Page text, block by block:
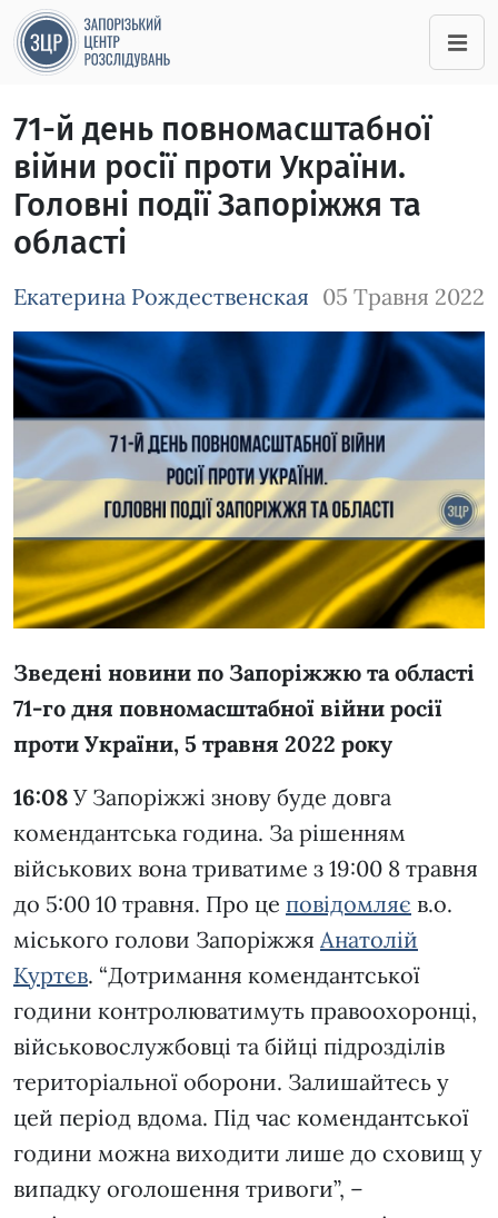
71-й день повномасштабної
війни росії проти України.
Головні події Запоріжжя та
області
Екатерина Рождественская 05 Травня 2022
Зображення завантажується
Зведені новини по Запоріжжю та області
71-го дня повномасштабної війни росії
проти України, 5 травня 2022 року
16:08 У Запоріжжі знову буде довга
комендантська година. За рішенням
військових вона триватиме з 19:00 8 травня
до 5:00 10 травня. Про це повідомляє в.о.
міського голови Запоріжжя Анатолій
Куртєв. “Дотримання комендантської
години контролюватимуть правоохоронці,
військовослужбовці та бійці підрозділів
територіальної оборони. Залишайтесь у
цей період вдома. Під час комендантської
години можна виходити лише до сховищ у
випадку оголошення тривоги”, –